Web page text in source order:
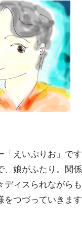
「えいぷりお」で
、娘がふたり。関
ディスられながら
つづっていきます